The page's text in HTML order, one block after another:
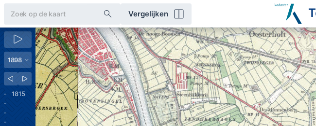
Vergelijken
1815